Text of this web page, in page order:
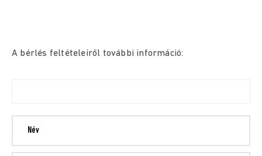
A bérlés feltételeiről további információ: